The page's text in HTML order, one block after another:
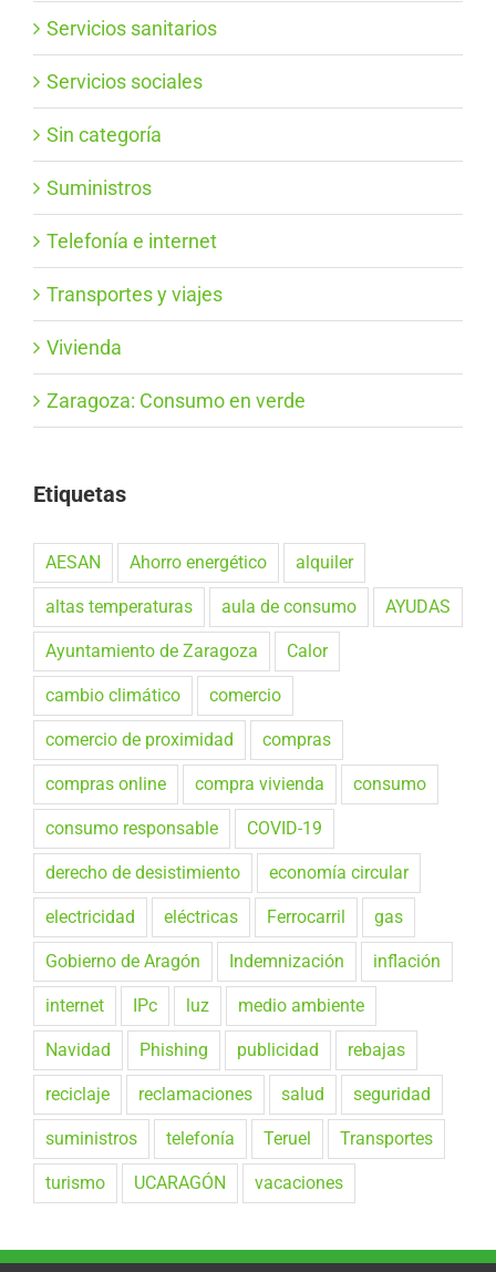
Servicios sanitarios
Servicios sociales
Sin categoría
Suministros
Telefonía e internet
Transportes y viajes
Vivienda
Zaragoza: Consumo en verde
Etiquetas
AESAN Ahorro energético alquiler
altas temperaturas aula de consumo AYUDAS
Ayuntamiento de Zaragoza Calor
cambio climático comercio
comercio de proximidad compras
compras online compra vivienda consumo
consumo responsable COVID-19
derecho de desistimiento economía circular
electricidad eléctricas Ferrocarril gas
Gobierno de Aragón Indemnización inflación
internet IPc luz medio ambiente
Navidad Phishing publicidad rebajas
reciclaje reclamaciones salud seguridad
suministros telefonía Teruel Transportes
turismo UCARAGÓN vacaciones